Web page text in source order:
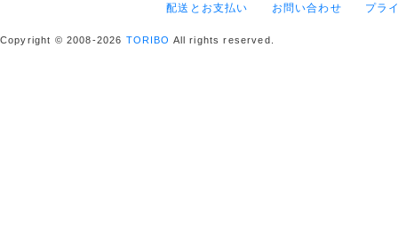
配送とお支払い お問い合わせ プラ
Copyright © 2008-2026 TORIBO All rights reserved.